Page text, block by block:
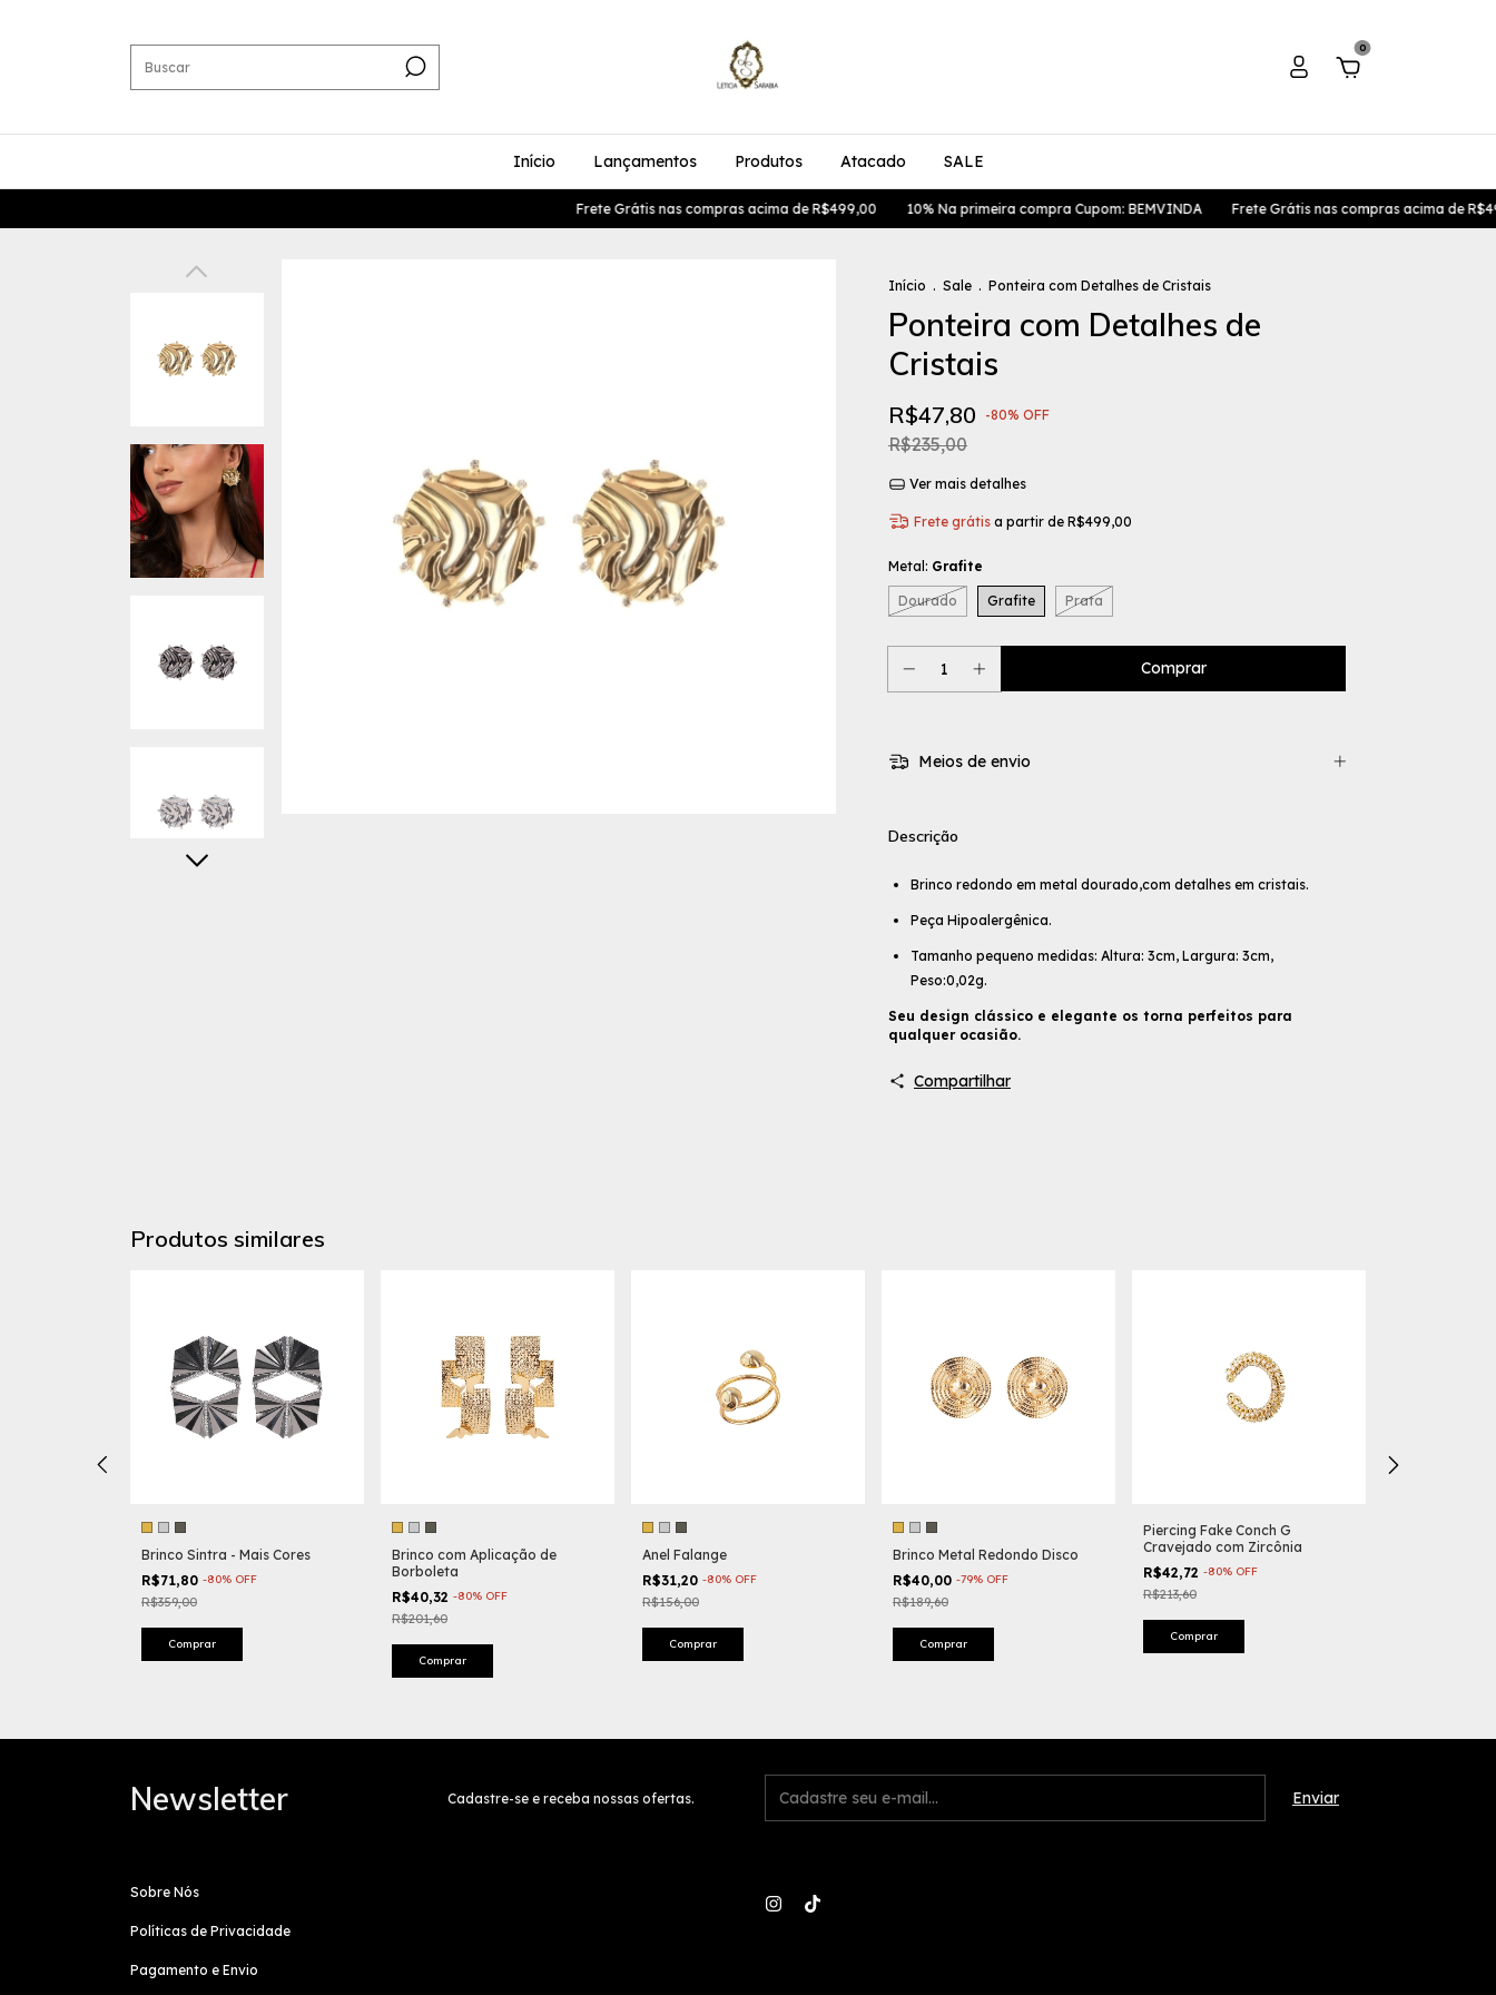
0
Início Lançamentos Produtos Atacado SALE
Frete Grátis nas compras acima de R$499,00 10% Na primeira compra Cupom: BEMVINDA Frete Grátis nas compras acima de R$499,00
Início . Sale . Ponteira com Detalhes de Cristais
Ponteira com Detalhes de
Cristais
R$47,80 -80% OFF
R$235,00
Ver mais detalhes
Frete grátis a partir de R$499,00
Metal: Grafite
Dourado Grafite Prata
Meios de envio
Descrição
Brinco redondo em metal dourado,com detalhes em cristais.
Peça Hipoalergênica.
Tamanho pequeno medidas: Altura: 3cm, Largura: 3cm,
Peso:0,02g.
Seu design clássico e elegante os torna perfeitos para
qualquer ocasião.
Compartilhar
Produtos similares
Brinco Sintra - Mais Cores
R$71,80 -80% OFF
R$359,00
Comprar
Brinco com Aplicação de
Borboleta
R$40,32 -80% OFF
R$201,60
Comprar
Anel Falange
R$31,20 -80% OFF
R$156,00
Comprar
Brinco Metal Redondo Disco
R$40,00 -79% OFF
R$189,60
Comprar
Piercing Fake Conch G
Cravejado com Zircônia
R$42,72 -80% OFF
R$213,60
Newsletter Cadastre-se e receba nossas ofertas.
Sobre Nós
Políticas de Privacidade
Pagamento e Envio